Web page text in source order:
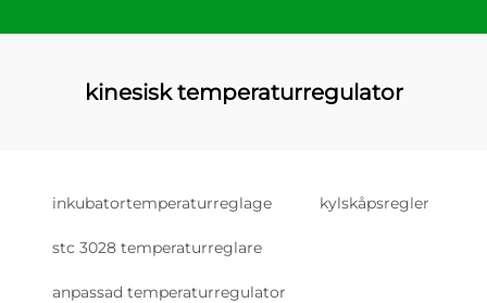
kinesisk temperaturregulator
inkubatortemperaturreglage kylskåpsregler
stc 3028 temperaturreglare
anpassad temperaturregulator